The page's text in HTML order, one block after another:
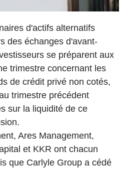
d'actifs alternatifs
des échanges d'avant-
se préparent aux
trimestre concernant les
de crédit privé non cotés,
trimestre précédent
sur la liquidité de ce
Ares Management,
et KKR ont chacun
que Carlyle Group a cédé